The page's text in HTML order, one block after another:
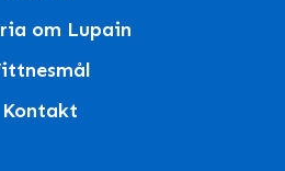
om Lupain
Kontakt